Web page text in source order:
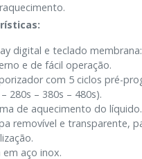
digital e teclado
e de fácil operação.
com 5 ciclos pré-
280s – 380s – 480s).
de aquecimento do líquido.
removível e transparente,
em aço inox.